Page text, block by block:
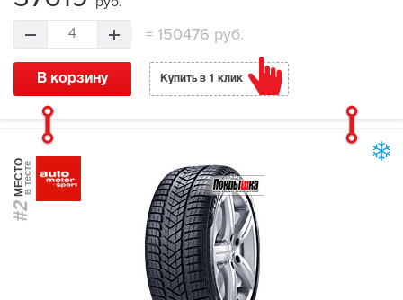
4 =150476 руб.
В корзину Купить в 1 клик
#2
МЕСТОв тесте